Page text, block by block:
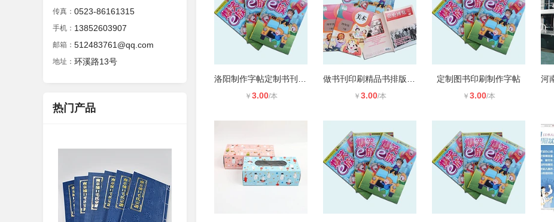
传真： 0523-86161315
手机： 13852603907
邮箱： 512483761@qq.com
地址： 环溪路13号
热门产品
￥ 3.00/本 ￥ 3.00/本
定制图书印刷制作字帖
￥ 3.00/本